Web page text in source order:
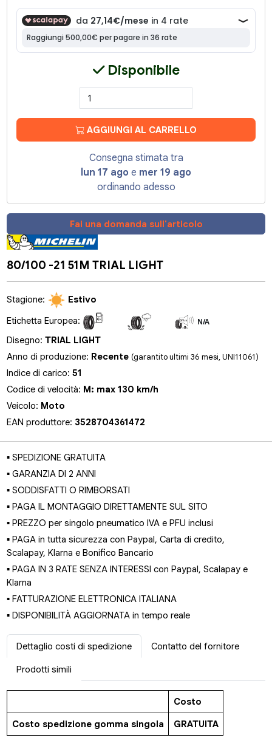
Disponibile
AGGIUNGI AL CARRELLO
Consegna stimata tra
lun 17 ago e mer 19 ago
ordinando adesso
Fai una domanda sull'articolo
80/100 -21 51M TRIAL LIGHT
Stagione:
Estivo
Etichetta Europea:
N/A
Disegno:TRIAL LIGHT
Anno di produzione: Recente(garantito ultimi 36 mesi, UNI11061)
Indice di carico:51
Codice di velocità: M: max 130 km/h
Veicolo: Moto
EAN produttore: 3528704361472
▪ SPEDIZIONE GRATUITA
▪ GARANZIA DI 2 ANNI
▪ SODDISFATTI O RIMBORSATI
▪ PAGA IL MONTAGGIO DIRETTAMENTE SUL SITO
▪ PREZZO per singolo pneumatico IVA e PFU inclusi
▪ PAGA in tutta sicurezza con Paypal, Carta di credito,
Scalapay, Klarna e Bonifico Bancario
▪ PAGA IN 3 RATE SENZA INTERESSI con Paypal, Scalapay e
Klarna
▪ FATTURAZIONE ELETTRONICA ITALIANA
▪ DISPONIBILITÀ AGGIORNATA in tempo reale
Dettaglio costi di spedizione Contatto del fornitore
Prodotti simili
Costo
Costo spedizione gomma singola GRATUITA